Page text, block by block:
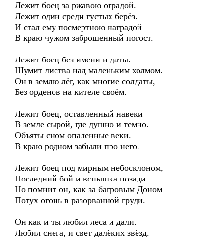
Лежит боец за ржавою оградой.
Лежит один среди густых берёз.
И стал ему посмертною наградой
В краю чужом заброшенный погост.
Лежит боец без имени и даты.
Шумит листва над маленьким холмом.
Он в землю лёг, как многие солдаты,
Без орденов на кителе своём.
Лежит боец, оставленный навеки
В земле сырой, где душно и темно.
Объяты сном опаленные веки.
В краю родном забыли про него.
Лежит боец под мирным небосклоном,
Последний бой и вспышка позади.
Но помнит он, как за багровым Доном
Потух огонь в разорванной груди.
Он как и ты любил леса и дали.
Любил снега, и свет далёких звёзд.